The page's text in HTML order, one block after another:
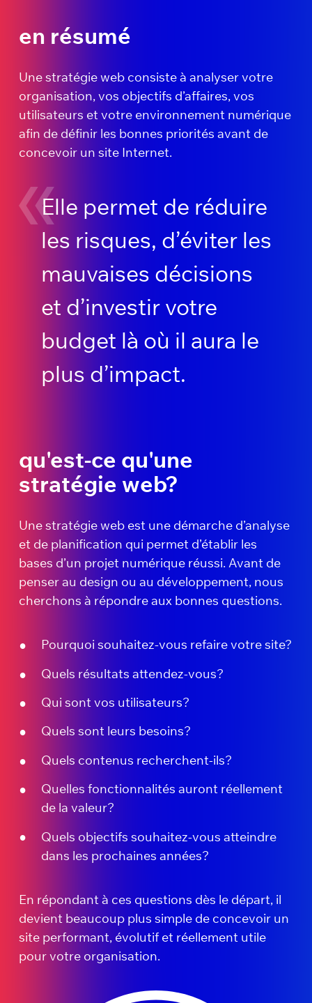
en résumé
Une stratégie web consiste à analyser votre
organisation, vos objectifs d’affaires, vos
utilisateurs et votre environnement numérique
afin de définir les bonnes priorités avant de
concevoir un site Internet.
Elle permet de réduire
les risques, d’éviter les
mauvaises décisions
et d’investir votre
budget là où il aura le
plus d’impact.
qu'est-ce qu'une
stratégie web?
Une stratégie web est une démarche d’analyse
et de planification qui permet d’établir les
bases d’un projet numérique réussi. Avant de
penser au design ou au développement, nous
cherchons à répondre aux bonnes questions.
Pourquoi souhaitez-vous refaire votre site?
Quels résultats attendez-vous?
Qui sont vos utilisateurs?
Quels sont leurs besoins?
Quels contenus recherchent-ils?
Quelles fonctionnalités auront réellement
de la valeur?
Quels objectifs souhaitez-vous atteindre
dans les prochaines années?
En répondant à ces questions dès le départ, il
devient beaucoup plus simple de concevoir un
site performant, évolutif et réellement utile
pour votre organisation.